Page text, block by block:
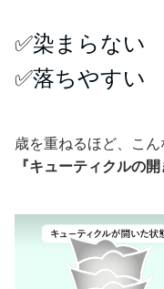
✅染まらない
✅落ちやすい
歳を重ねるほど、こ
『キューティクルの開